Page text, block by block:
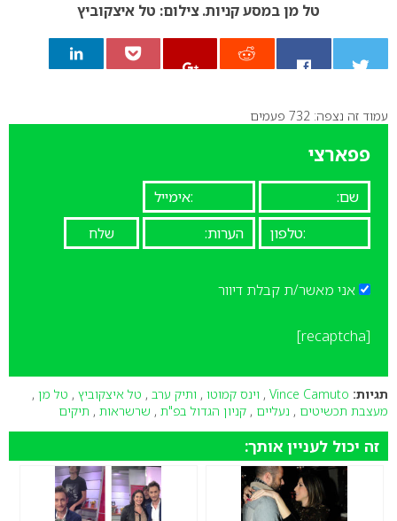
טל מן במסע קניות. צילום: טל איצקוביץ
0
עמוד זה נצפה: 732 פעמים
פפארצי
אני מאשר/ת קבלת דיוור
[recaptcha]
תגיות: Vince Camuto
, וינס קמוטו , ותיק ערב , טל איצקוביץ , טל מן ,
מעצבת תכשיטים , נעליים , קניון הגדול בפ"ת , שרשראות , תיקים
זה יכול לעניין אותך: